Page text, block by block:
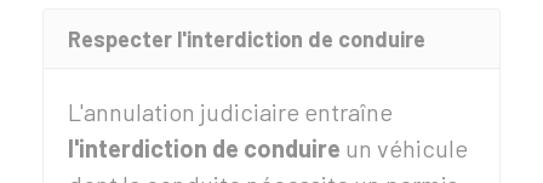
Respecter l'interdiction de conduire
L'annulation judiciaire entraîne
l'interdiction de conduire un véhicule